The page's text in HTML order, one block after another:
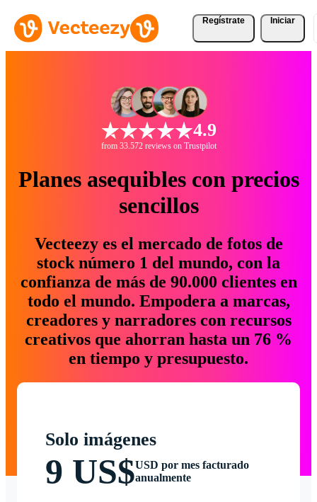
Regístrate Iniciar
4.9
from 33.572 reviews on Trustpilot
Planes asequibles con precios
sencillos
Vecteezy es el mercado de fotos de
stock número 1 del mundo, con la
confianza de más de 90.000 clientes en
todo el mundo. Empodera a marcas,
creadores y narradores con recursos
creativos que ahorran hasta un 76 %
en tiempo y presupuesto.
Solo imágenes
9 US$USD por mes facturado
anualmente